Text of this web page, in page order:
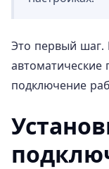
Это первый шаг.
автоматические
подключение